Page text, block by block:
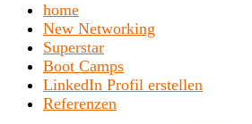
home
New Networking
Superstar
Boot Camps
LinkedIn Profil erstellen
Referenzen